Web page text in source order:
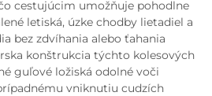
cestujúcim umožňuje pohodlne
letiská, úzke chodby lietadiel a
bez zdvíhania alebo ťahania
konštrukcia týchto kolesových
guľové ložiská odolné voči
vniknutiu cudzích